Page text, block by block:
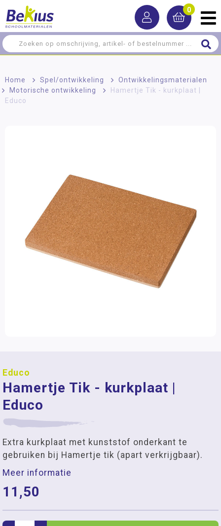
0
Home > Spel/ontwikkeling > Ontwikkelingsmaterialen
Motorische ontwikkeling
>
Hamertje Tik - kurkplaat |
Educo
Educo
Hamertje Tik - kurkplaat |
Educo
Extra kurkplaat met kunststof onderkant te
gebruiken bij Hamertje tik (apart verkrijgbaar).
Meer informatie
11,50